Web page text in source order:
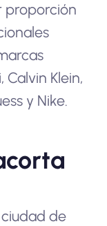
proporción
Klein,
y Nike.
de